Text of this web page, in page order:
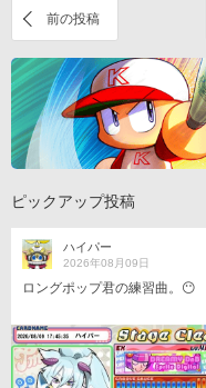
前の投稿
ピックアップ投稿
ハイパー
2026年08月09日
ロングポップ君の練習曲。😶